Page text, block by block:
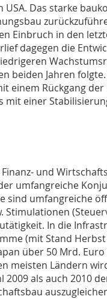
USA. Das starke
Einbruch in den
dagegen die
beiden Jahren
einem Rückgang der
mit einer
und
umfangreiche
sind umfangreiche
Stimulationen
In die
(mit Stand
über 50 Mrd.
meisten Ländern
als auch 2010